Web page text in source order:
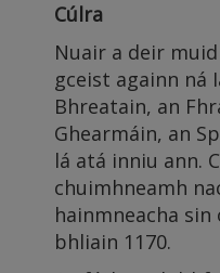
Cúlra
Nuair a deir muid
gceist againn ná
Bhreatain, an
Ghearmáin, an
lá atá inniu ann.
chuimhneamh
hainmneacha
bhliain 1170.